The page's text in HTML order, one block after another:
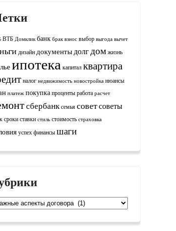
ВТБ Домклик банк брак взнос выбор выгода вычет
дизайндокументыдолгдомжизнь
ипотекакапиталквартира
налог недвижимость новостройка нюансы
платеж покупкапроцентыработа расчет
сбербанксемьясоветсоветы
срокиставки стиль стоимость страховка
успехфинансышаги